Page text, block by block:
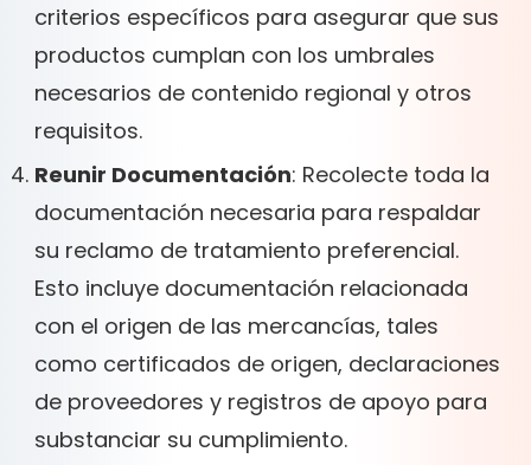
criterios específicos para asegurar que sus
productos cumplan con los umbrales
necesarios de contenido regional y otros
requisitos.
Reunir Documentación: Recolecte toda la
documentación necesaria para respaldar
su reclamo de tratamiento preferencial.
Esto incluye documentación relacionada
con el origen de las mercancías, tales
como certificados de origen, declaraciones
de proveedores y registros de apoyo para
substanciar su cumplimiento.